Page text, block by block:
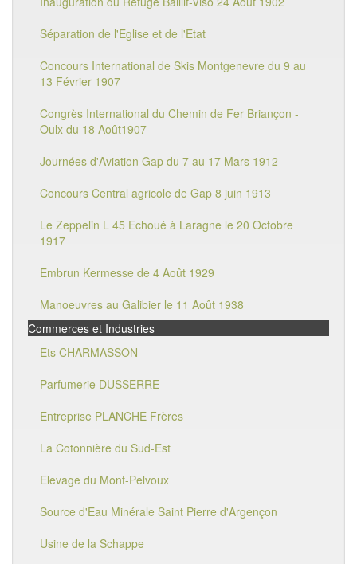
Séparation de l'Eglise et de l'Etat
Concours International de Skis Montgenevre du 9 au
13 Février 1907
Congrès International du Chemin de Fer Briançon -
Oulx du 18 Août1907
Journées d'Aviation Gap du 7 au 17 Mars 1912
Concours Central agricole de Gap 8 juin 1913
Le Zeppelin L 45 Echoué à Laragne le 20 Octobre
1917
Embrun Kermesse de 4 Août 1929
Manoeuvres au Galibier le 11 Août 1938
Commerces et Industries
Ets CHARMASSON
Parfumerie DUSSERRE
Entreprise PLANCHE Frères
La Cotonnière du Sud-Est
Elevage du Mont-Pelvoux
Source d'Eau Minérale Saint Pierre d'Argençon
Usine de la Schappe